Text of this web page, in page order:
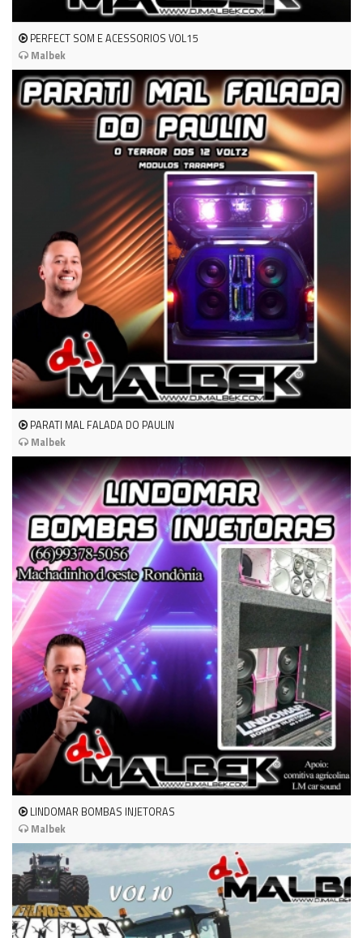
PERFECT SOM E ACESSORIOS VOL15
Malbek
PARATI MAL FALADA DO PAULIN
Malbek
LINDOMAR BOMBAS INJETORAS
Malbek